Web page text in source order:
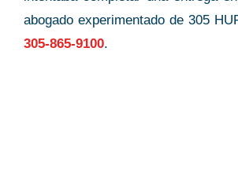
abogado experimentado de 305
305-865-9100.